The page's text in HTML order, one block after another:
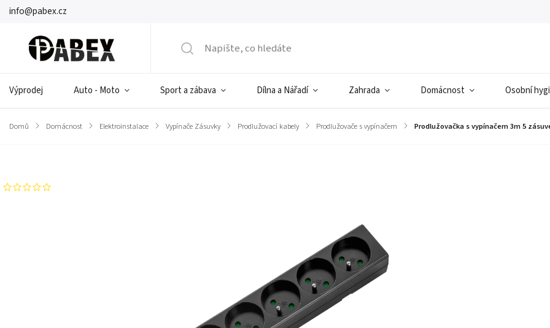
info@pabex.cz
Výprodej Auto - Moto Sport a zábava Dílna a Nářadí Zahrada Domácnost Osobní
Domů / Domácnost / Elektroinstalace / Vypínače Zásuvky / Prodlužovací kabely / Prodlužovače s vypínačem / Prodlužovačka s vypínačem 3m 5